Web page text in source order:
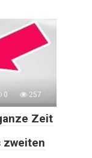
0 257
Zeit
zweiten